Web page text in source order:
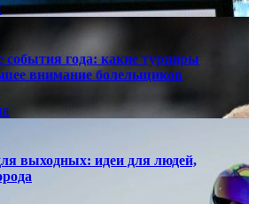
года: какие турниры
внимание болельщиков
выходных: идеи для людей,